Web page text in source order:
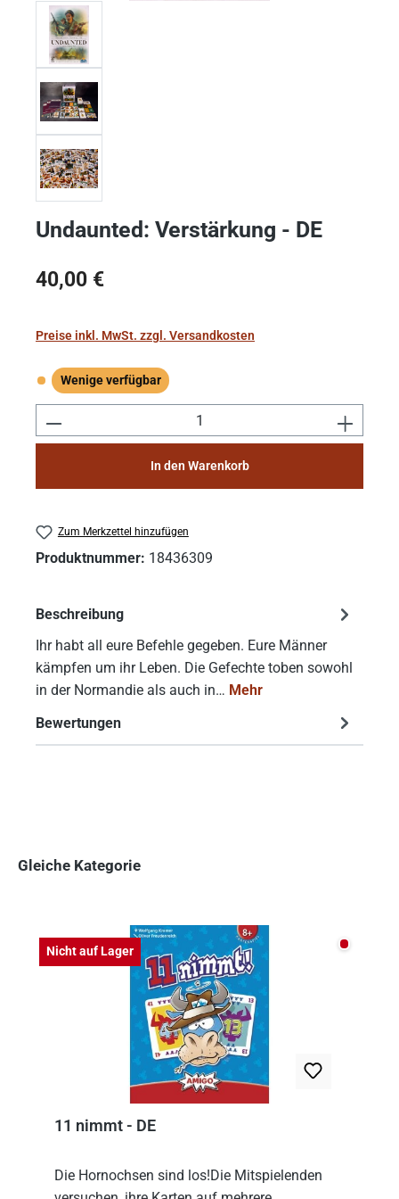
Undaunted: Verstärkung - DE
Regulärer Preis:
40,00 €
Preise inkl. MwSt. zzgl. Versandkosten
Wenige verfügbar
Wenige verfügbar
Produkt Anzahl: Gib den gewünschten
In den Warenkorb
Zum Merkzettel hinzufügen
Produktnummer: 18436309
Beschreibung
Ihr habt all eure Befehle gegeben. Eure Männer
kämpfen um ihr Leben. Die Gefechte toben sowohl
in der Normandie als auch in… Mehr
Bewertungen
Gleiche Kategorie
Nicht auf Lager Nicht
11 nimmt - DE
Die Hornochsen sind los!Die Mitspielenden